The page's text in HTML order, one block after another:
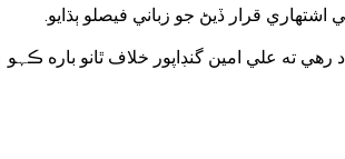
اشتهاري قرار ڏيڻ جو زباني فيصلو ٻڌايو.
رهي ته علي امين گنڊاپور خلاف ٿانو باره